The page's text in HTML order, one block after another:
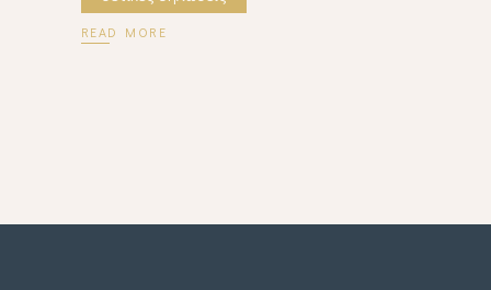
READ MORE